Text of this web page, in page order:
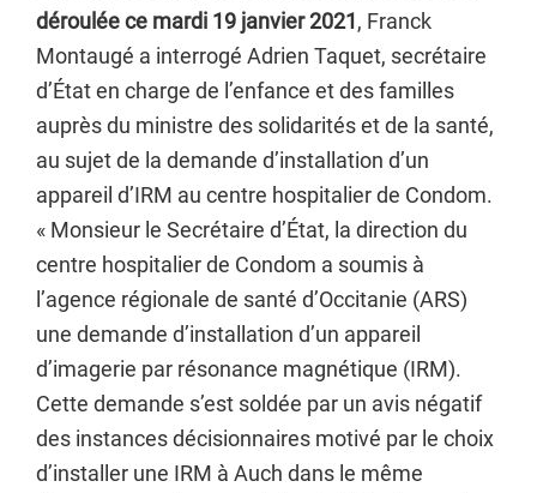
déroulée ce mardi 19 janvier 2021, Franck
Montaugé a interrogé Adrien Taquet, secrétaire
d’État en charge de l’enfance et des familles
auprès du ministre des solidarités et de la santé,
au sujet de la demande d’installation d’un
appareil d’IRM au centre hospitalier de Condom.
« Monsieur le Secrétaire d’État, la direction du
centre hospitalier de Condom a soumis à
l’agence régionale de santé d’Occitanie (ARS)
une demande d’installation d’un appareil
d’imagerie par résonance magnétique (IRM).
Cette demande s’est soldée par un avis négatif
des instances décisionnaires motivé par le choix
d’installer une IRM à Auch dans le même